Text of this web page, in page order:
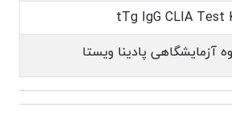
tTg IgG CLIA Test
آزمایشگاهی پادینا ویستا